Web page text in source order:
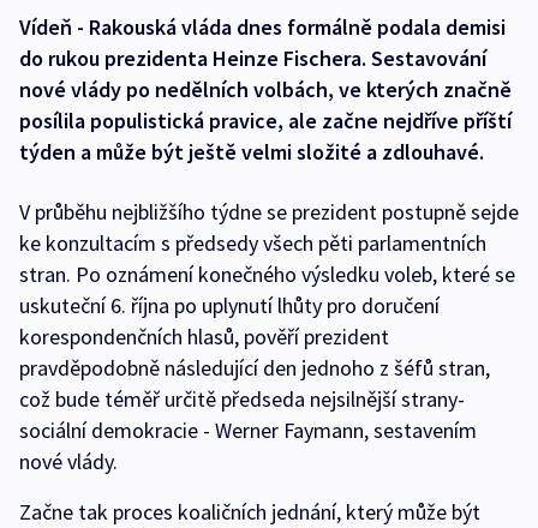
Vídeň - Rakouská vláda dnes formálně podala demisi
do rukou prezidenta Heinze Fischera. Sestavování
nové vlády po nedělních volbách, ve kterých značně
posílila populistická pravice, ale začne nejdříve příští
týden a může být ještě velmi složité a zdlouhavé.
V průběhu nejbližšího týdne se prezident postupně sejde
ke konzultacím s předsedy všech pěti parlamentních
stran. Po oznámení konečného výsledku voleb, které se
uskuteční 6. října po uplynutí lhůty pro doručení
korespondenčních hlasů, pověří prezident
pravděpodobně následující den jednoho z šéfů stran,
což bude téměř určitě předseda nejsilnější strany-
sociální demokracie - Werner Faymann, sestavením
nové vlády.
Začne tak proces koaličních jednání, který může být